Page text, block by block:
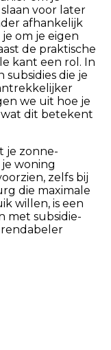
voor later
afhankelijk
om je eigen
de praktische
kant een rol. In
subsidies die je
we uit hoe je
dit betekent
je zonne-
woning
zelfs bij
die maximale
willen, is een
met subsidie-